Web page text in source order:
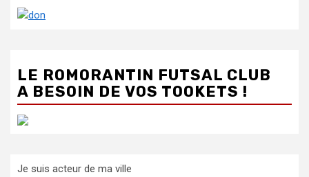
LE ROMORANTIN FUTSAL CLUB
A BESOIN DE VOS TOOKETS !
Je suis acteur de ma ville